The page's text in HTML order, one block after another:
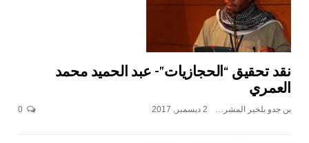
نقد تحقيق “الحجازيات”- عبد الحميد محمد
العمري
بن جدو بلخير المشرف العام 2 ديسمبر, 2017